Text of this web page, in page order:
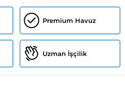
Premium Havuz
Uzman İşçilik